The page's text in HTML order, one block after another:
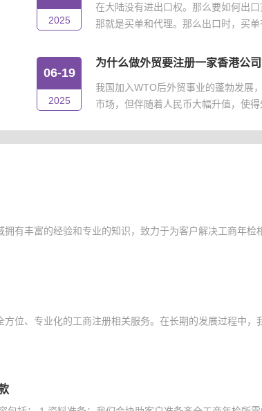
2025
在大陆没有进出口权。那么要如何出
那就是买单和代理。那么出口时，买单
06-19
2025
为什么做外贸要注册一家香港公司
我国加入WTO后外贸事业的蓬勃发展
市场，但伴随着人民币大幅升值，使得
有丰富的经验和专业的知识，致力于为客户解决工商年检
位、专业化的工商注册相关服务。在长期的发展过程中，